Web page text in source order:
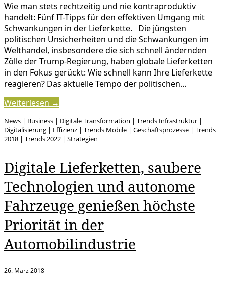
Wie man stets rechtzeitig und nie kontraproduktiv
handelt: Fünf IT-Tipps für den effektiven Umgang mit
Schwankungen in der Lieferkette. Die jüngsten
politischen Unsicherheiten und die Schwankungen im
Welthandel, insbesondere die sich schnell ändernden
Zölle der Trump-Regierung, haben globale Lieferketten
in den Fokus gerückt: Wie schnell kann Ihre Lieferkette
reagieren? Das aktuelle Tempo der politischen…
Weiterlesen →
News | Business | Digitale Transformation | Trends Infrastruktur |
Digitalisierung | Effizienz | Trends Mobile | Geschäftsprozesse | Trends
2018 | Trends 2022 | Strategien
Digitale Lieferketten, saubere
Technologien und autonome
Fahrzeuge genießen höchste
Priorität in der
Automobilindustrie
26. März 2018